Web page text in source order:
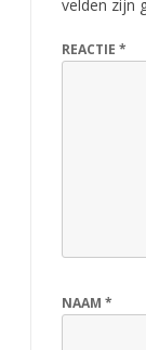
r
velden zijn
REACTIE *
NAAM *